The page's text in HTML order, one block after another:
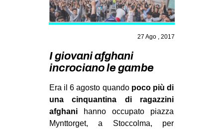
CSOA LAMBRETTA
ZAM
MILANO
MOBILITAZIONI
27 Ago , 2017
I giovani afghani
incrociano le gambe
Era il 6 agosto quando poco più di
una cinquantina di ragazzini
afghani hanno occupato piazza
Mynttorget, a Stoccolma, per